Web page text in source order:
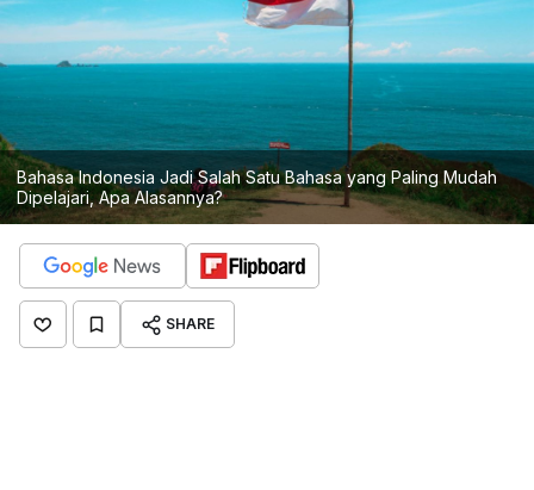
Bahasa Indonesia Jadi Salah Satu Bahasa yang Paling Mudah
Dipelajari, Apa Alasannya?
SHARE